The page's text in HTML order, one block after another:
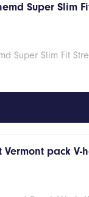
Super Slim
Super Slim Fit
Vermont pack V-